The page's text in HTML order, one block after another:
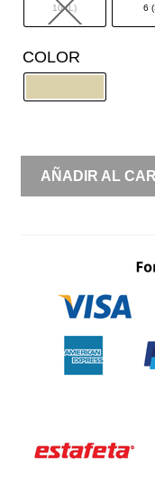
10 (L) 6
COLOR
MIDI
DE
CINTO
CANTIDAD
AÑADIR AL